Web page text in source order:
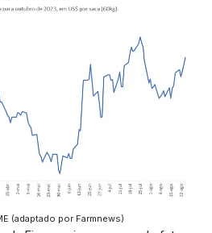
(adaptado por Farmnews)